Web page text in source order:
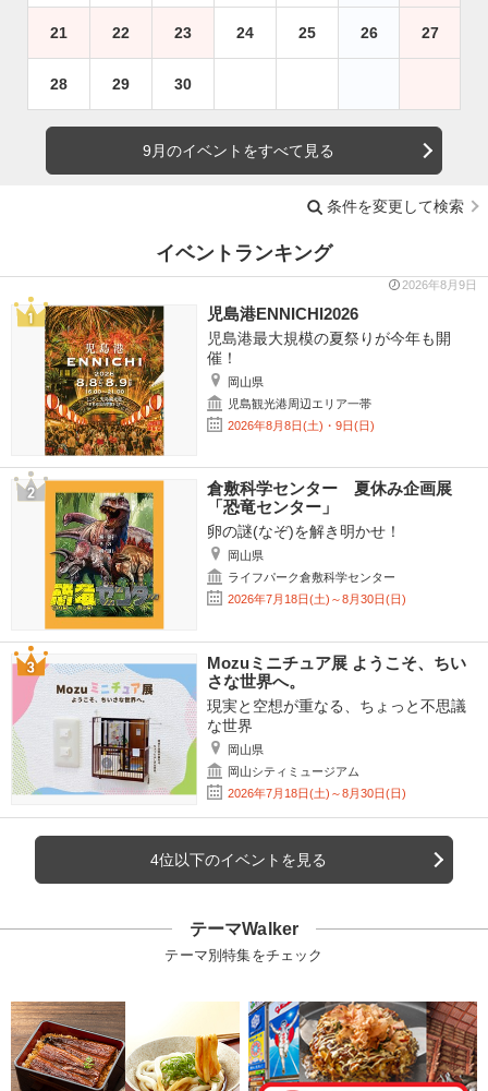
21 22 23 24 25 26 27
28 29 30
9月のイベントをすべて見る
条件を変更して検索
イベントランキング
2026年8月9日
児島港ENNICHI2026
児島港最大規模の夏祭りが今年も開
催！
岡山県
児島観光港周辺エリア一帯
2026年8月8日(土)・9日(日)
倉敷科学センター 夏休み企画展
「恐竜センター」
卵の謎(なぞ)を解き明かせ！
岡山県
ライフパーク倉敷科学センター
2026年7月18日(土)～8月30日(日)
Mozuミニチュア展 ようこそ、ちい
さな世界へ。
現実と空想が重なる、ちょっと不思議
な世界
岡山県
岡山シティミュージアム
2026年7月18日(土)～8月30日(日)
4位以下のイベントを見る
テーマWalker
テーマ別特集をチェック